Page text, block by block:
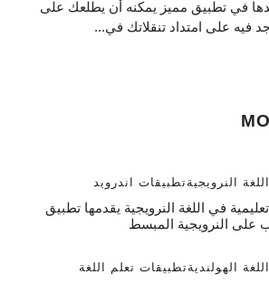
في تطبيق مميز يمكنه أن يطلعك على
فيه على امتداد تنقلاتك في...
النرويجيةتطبيقات اندرويد
في اللغة النرويجية يقدمها تطبيق
على النرويجية المبسط
الهولنديةتطبيقات تعلم اللغة